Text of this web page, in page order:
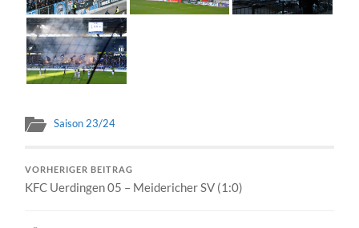
Saison 23/24
VORHERIGER BEITRAG
KFC Uerdingen 05 – Meidericher SV (1:0)